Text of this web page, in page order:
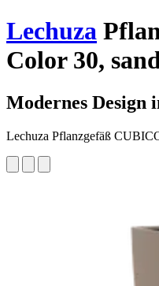
Lechuza
Color 30,
Modernes Design
Lechuza Pflanzgefäß